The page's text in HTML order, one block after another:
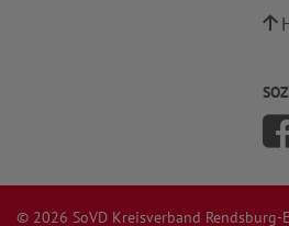
© 2026 SoVD Kreisverband Rendsburg-